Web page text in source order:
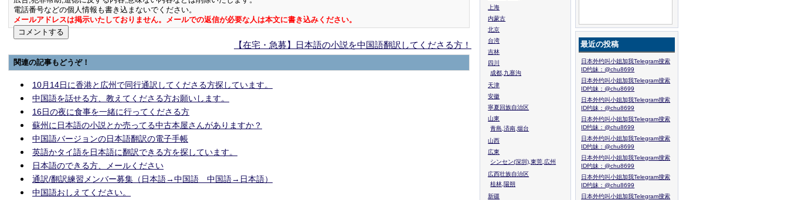
電話番号などの個人情報も書き込まないでください。
メールアドレスは掲示いたしておりません。メールでの返信が必要な人は本文に書き込みください。
【在宅・急募】日本語の小説を中国語翻訳してくださる方！
関連の記事もどうぞ！
10月14日に香港と広州で同行通訳してくださる方探しています。
中国語を話せる方、教えてくださる方お願いします。
16日の夜に食事を一緒に行ってくださる方
蘇州に日本語の小説とか売ってる中古本屋さんがありますか？
中国語バージョンの日本語翻訳の電子手帳
英語かタイ語を日本語に翻訳できる方を探しています。
日本語のできる方、メールください
通訳/翻訳練習メンバー募集（日本語→中国語 中国語→日本語）
中国語おしえてください。
上海
内蒙古
北京
台湾
吉林
四川
成都,九寨沟
天津
安徽
寧夏回族自治区
山東
青島,済南,烟台
山西
広東
シンセン(深圳),東莞,広州
広西壮族自治区
桂林,陽朔
新疆
最近の投稿
日本外约叫小姐加我Telegram搜索
ID约妹：@chu8699
日本外约叫小姐加我Telegram搜索
ID约妹：@chu8699
日本外约叫小姐加我Telegram搜索
ID约妹：@chu8699
日本外约叫小姐加我Telegram搜索
ID约妹：@chu8699
日本外约叫小姐加我Telegram搜索
ID约妹：@chu8699
日本外约叫小姐加我Telegram搜索
ID约妹：@chu8699
日本外约叫小姐加我Telegram搜索
ID约妹：@chu8699
日本外约叫小姐加我Telegram搜索